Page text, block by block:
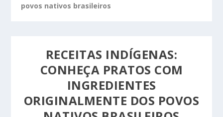
povos nativos brasileiros
RECEITAS INDÍGENAS:
CONHEÇA PRATOS COM
INGREDIENTES
ORIGINALMENTE DOS POVOS